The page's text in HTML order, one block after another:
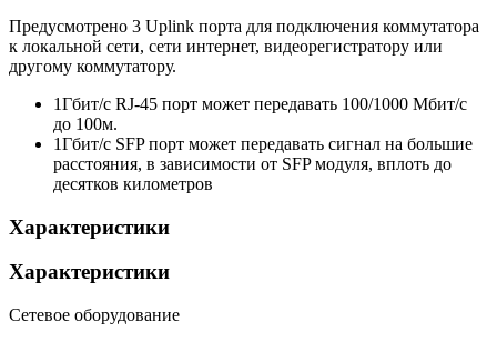
Предусмотрено 3 Uplink порта для подключения коммутатора
к локальной сети, сети интернет, видеорегистратору или
другому коммутатору.
1Гбит/с RJ-45 порт может передавать 100/1000 Мбит/с
до 100м.
1Гбит/с SFP порт может передавать сигнал на большие
расстояния, в зависимости от SFP модуля, вплоть до
десятков километров
Характеристики
Характеристики
Сетевое оборудование